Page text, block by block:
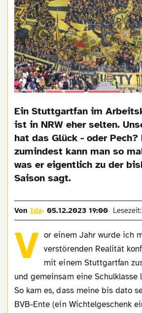
Ein Stuttgartfan im
ist in NRW eher selten.
hat das Glück - oder Pech?
zumindest kann man so
was er eigentlich zu der
Saison sagt.
VonIda 05.12.2023 19:00
V or einem Jahr wurde ich
verstörenden Realität
mit einem Stuttgartfan
und gemeinsam eine Schulklasse
So kam es, dass meine bis dato
BVB-Ente (ein Wichtelgeschenk